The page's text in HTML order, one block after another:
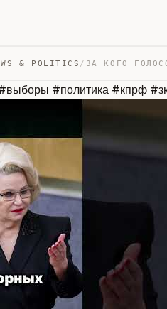
& POLITICS /
#выборы #политика #кпрф